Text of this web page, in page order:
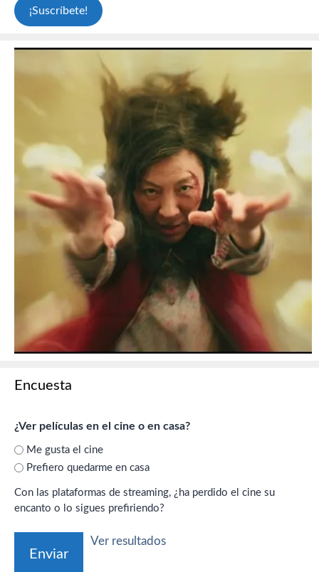
Encuesta
¿Ver películas en el cine o en casa?
Me gusta el cine
Prefiero quedarme en casa
Con las plataformas de streaming, ¿ha perdido el cine su
encanto o lo sigues prefiriendo?
Ver resultados